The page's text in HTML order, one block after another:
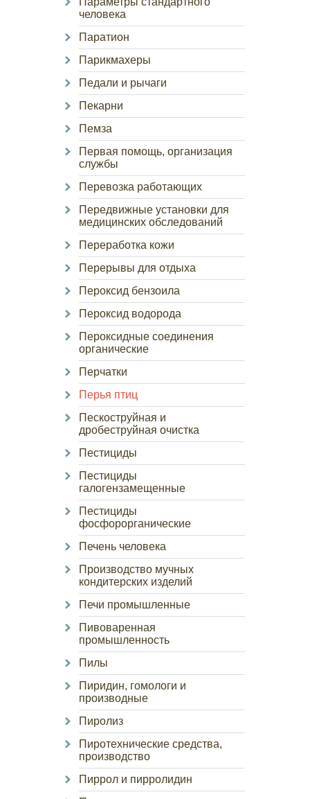
человека
Паратион
Парикмахеры
Педали и рычаги
Пекарни
Пемза
Первая помощь, организация
службы
Перевозка работающих
Передвижные установки для
медицинских обследований
Переработка кожи
Перерывы для отдыха
Пероксид бензоила
Пероксид водорода
Пероксидные соединения
органические
Перчатки
Перья птиц
Пескоструйная и
дробеструйная очистка
Пестициды
Пестициды
галогензамещенные
Пестициды
фосфорорганические
Печень человека
Производство мучных
кондитерских изделий
Печи промышленные
Пивоваренная
промышленность
Пилы
Пиридин, гомологи и
производные
Пиролиз
Пиротехнические средства,
производство
Пиррол и пирролидин